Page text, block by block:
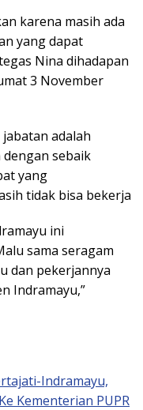
karena masih ada
yang dapat
Nina dihadapan
3 November
adalah
sebaik
yang
tidak bisa bekerja
ini
sama seragam
dan pekerjannya
Indramayu,”
Indramayu,
Kementerian PUPR